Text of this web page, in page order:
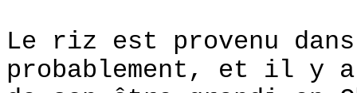
Le riz est provenu
probablement, et il y